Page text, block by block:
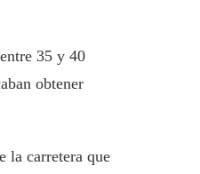
35 y 40
obtener
la carretera que